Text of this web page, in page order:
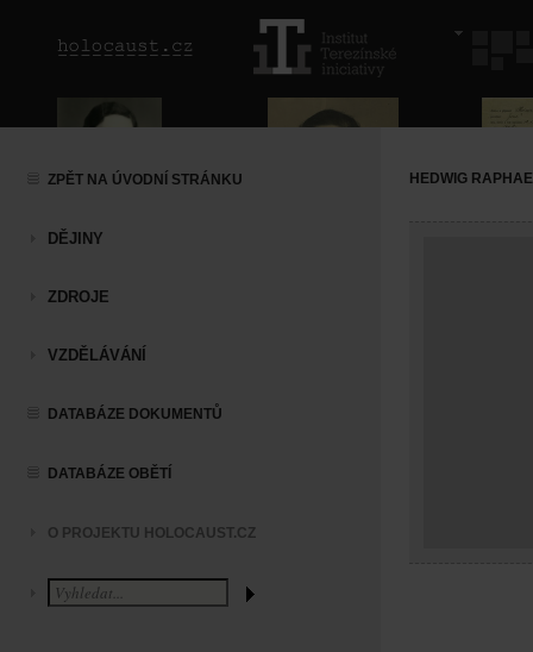
ZPĚT NA ÚVODNÍ STRÁNKU
DĚJINY
ZDROJE
VZDĚLÁVÁNÍ
DATABÁZE DOKUMENTŮ
DATABÁZE OBĚTÍ
O PROJEKTU HOLOCAUST.CZ
HEDWIG